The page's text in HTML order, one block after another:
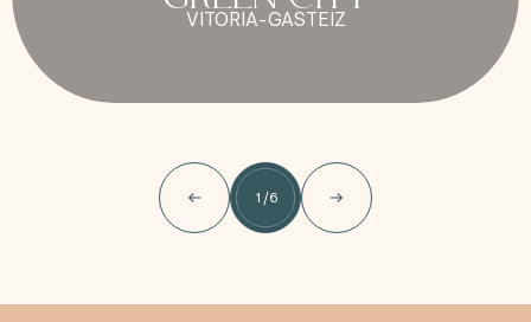
VITORIA-GASTEIZ
1 /6